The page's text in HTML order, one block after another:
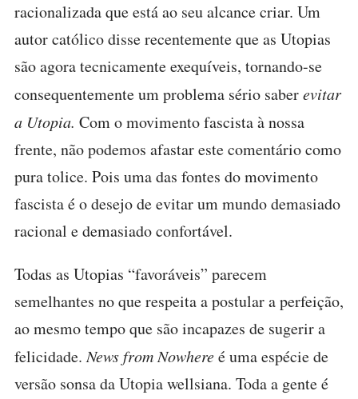
racionalizada que está ao seu alcance criar. Um
autor católico disse recentemente que as Utopias
são agora tecnicamente exequíveis, tornando-se
consequentemente um problema sério saberevitar
a Utopia. Com o movimento fascista à nossa
frente, não podemos afastar este comentário como
pura tolice. Pois uma das fontes do movimento
fascista é o desejo de evitar um mundo demasiado
racional e demasiado confortável.
Todas as Utopias “favoráveis” parecem
semelhantes no que respeita a postular a perfeição,
ao mesmo tempo que são incapazes de sugerir a
felicidade.News from Nowhereé uma espécie de
versão sonsa da Utopia wellsiana. Toda a gente é